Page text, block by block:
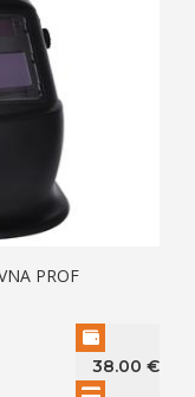
PROF
38.00 €